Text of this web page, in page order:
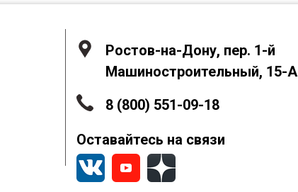
Ростов-на-Дону, пер. 1-й
Машиностроительный, 15-А
8 (800) 551-09-18
Оставайтесь на связи